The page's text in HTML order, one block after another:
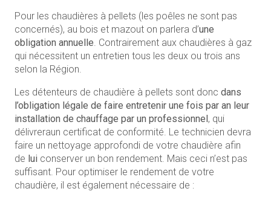
Pour les chaudières à pellets (les poêles ne sont pas
concernés), au bois et mazout on parlera d’une
obligation annuelle. Contrairement aux chaudières à gaz
qui nécessitent un entretien tous les deux ou trois ans
selon la Région.
Les détenteurs de chaudière à pellets sont donc dans
l’obligation légale de faire entretenir une fois par an leur
installation de chauffage par un professionnel, qui
délivreraun certificat de conformité. Le technicien devra
faire un nettoyage approfondi de votre chaudière afin
de lui conserver un bon rendement. Mais ceci n’est pas
suffisant. Pour optimiser le rendement de votre
chaudière, il est également nécessaire de :